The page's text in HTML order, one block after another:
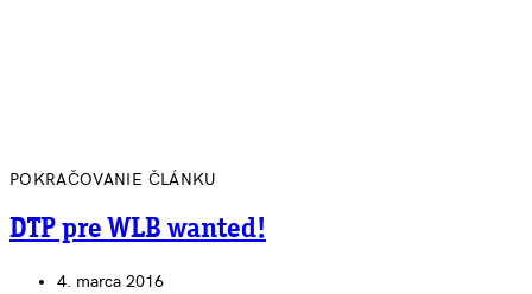
POKRAČOVANIE ČLÁNKU
DTP pre WLB wanted!
4. marca 2016